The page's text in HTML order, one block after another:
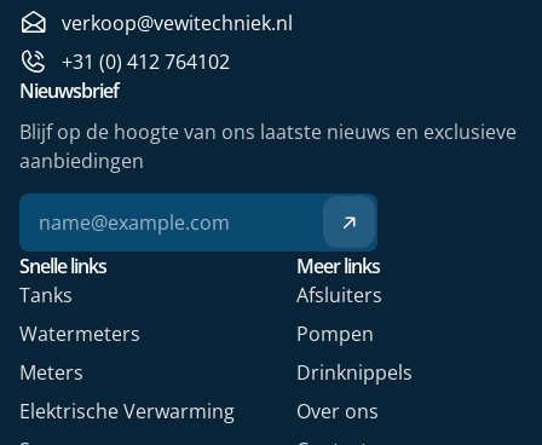
verkoop@vewitechniek.nl
+31 (0) 412 764102
Snelle links
Tanks
Watermeters
Meters
Elektrische Verwarming
Meer links
Afsluiters
Pompen
Drinknippels
Over ons
Nieuwsbrief
Blijf op de hoogte van ons laatste nieuws en exclusieve
aanbiedingen